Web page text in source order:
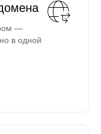
—
в одной